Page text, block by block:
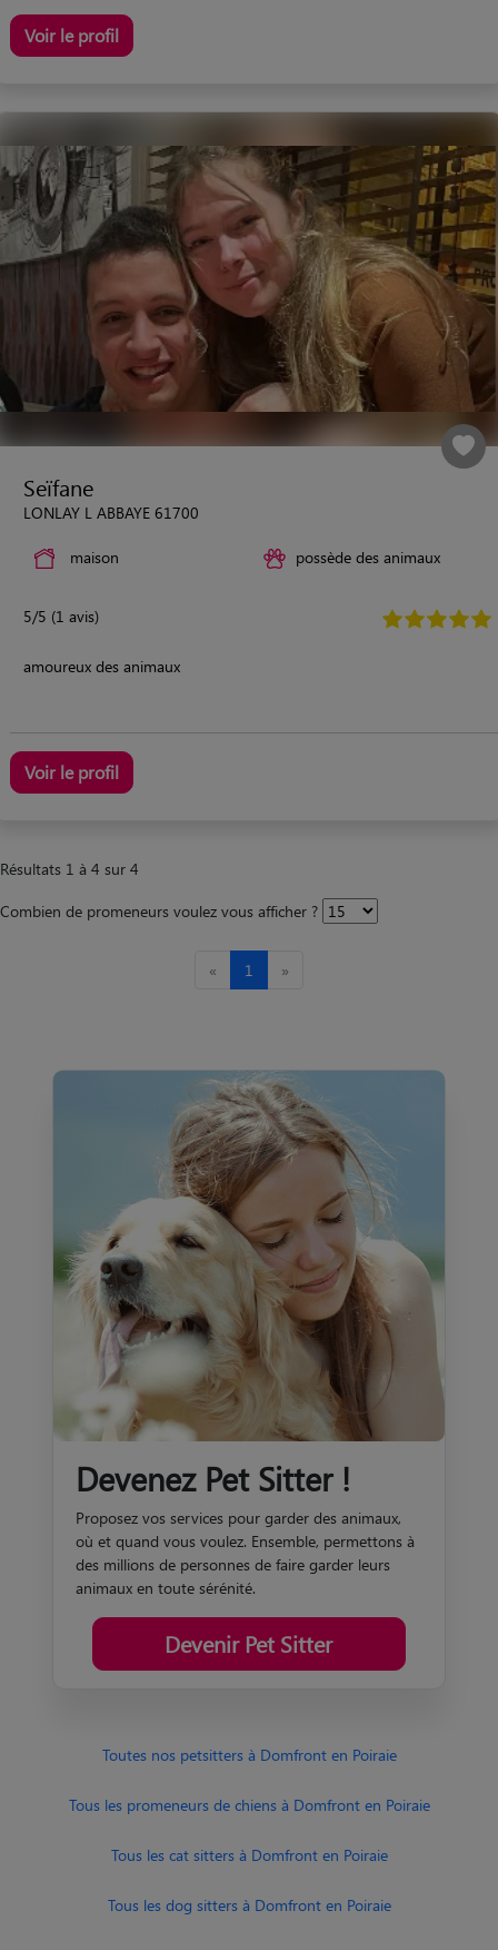
Voir le profil
Seïfane
LONLAY L ABBAYE 61700
maison possède des animaux
5/5 (1 avis)
amoureux des animaux
Voir le profil
Résultats 1 à 4 sur 4
Combien de promeneurs voulez vous afficher ?
« 1 »
Devenez Pet Sitter !
Proposez vos services pour garder des animaux,
où et quand vous voulez. Ensemble, permettons à
des millions de personnes de faire garder leurs
animaux en toute sérénité.
Devenir Pet Sitter
Toutes nos petsitters à Domfront en Poiraie
Tous les promeneurs de chiens à Domfront en Poiraie
Tous les cat sitters à Domfront en Poiraie
Tous les dog sitters à Domfront en Poiraie